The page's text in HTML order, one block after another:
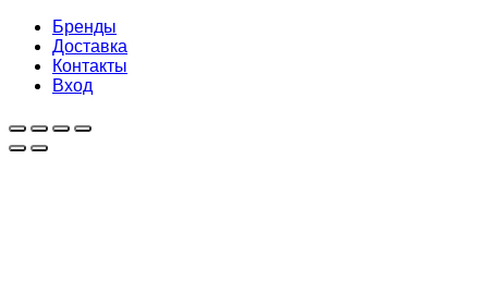
Бренды
Доставка
Контакты
Вход